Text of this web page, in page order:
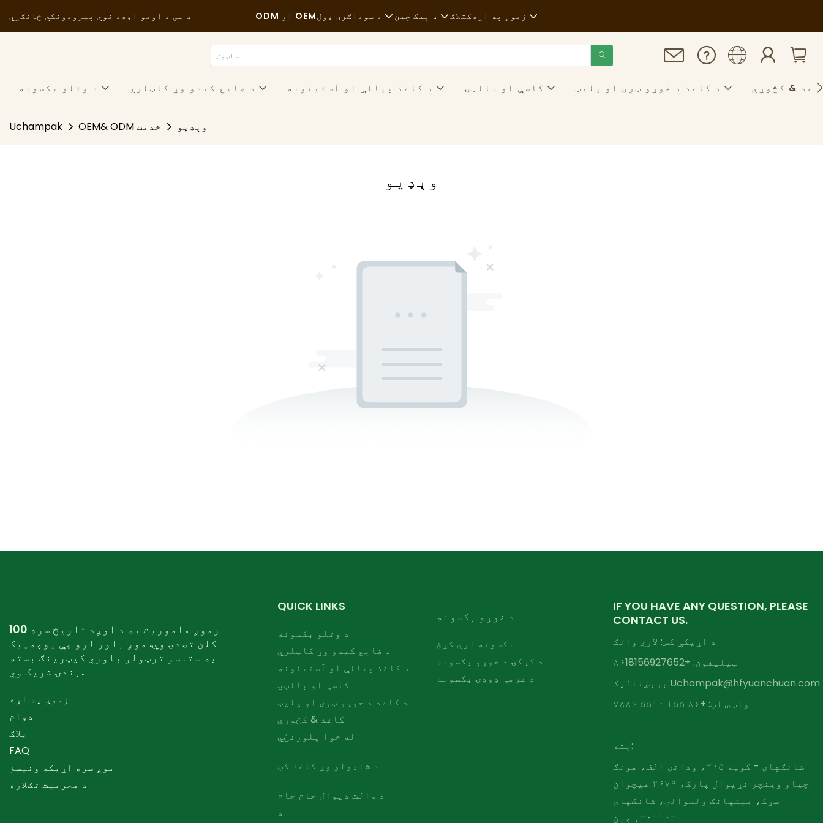
د نوي پیرودونکي ځانګړي د می د اوبو اډه ODM او OEMد سوداګرۍ ډول د پیک چین کتلاګ زموږ په اړه
د وتلو بکسونه د ضایع کیدو وړ کاټلري د کاغذ پیالې او آستینونه کاسې او بالټۍ د کاغذ د خوړو ټری او پلیټ & کڅوړې
Uchampak OEM& ODM خدمت وېډيو
وېډيو
زموږ ماموریت به د اوږد تاریخ سره 100
کلن تصدۍ وي. موږ باور لرو چې یوچمپیک
به ستاسو ترټولو باوري کیټرینګ بسته
بندۍ شریک وي.
زموږ په اړه
دوام
بلاګ
FAQ
موږ سره اړیکه ونیسئ
د محرمیت تګلاره
QUICK LINKS
د وتلو بکسونه
د ضایع کیدو وړ کاټلري
د کاغذ پیالې او آستینونه
کاسې او بالټۍ
د کاغذ د خوړو ټری او پلیټ
کاغذ & کڅوړې
له خوا پلورنځي
د شنډولو وړ کاغذ کپ
د والت دیوال جام جام
د
د خوړو بکسونه
بکسونه لرې کړئ
د کړکۍ د خوړو بکسونه
د غرمې ډوډۍ بکسونه
IF YOU HAVE ANY QUESTION, PLEASE
CONTACT US.
د اړیکې کس: لاري وانګ
ټیلیفون: +۸۶18156927652
برېښنالیک:Uchampak@hfyuanchuan.com
واټس اپ: +۸۶ ۱۵۵ ۵۵۱۰ ۷۸۸۶
پته:
شانګهای - کوټه ۲۰۵، ودانۍ الف، هونګ
چیاو وینچر نړیوال پارک، ۲۶۷۹ هیچوان
سړک، مینهانګ ولسوالۍ، شانګهای
۲۰۱۱۰۳، چین